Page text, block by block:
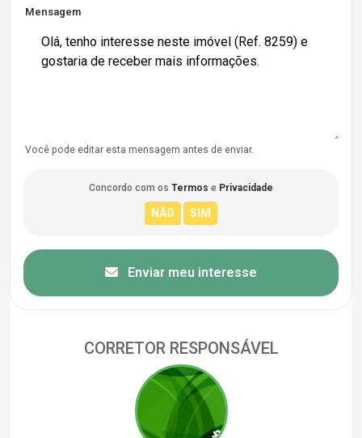
Mensagem
Você pode editar esta mensagem antes de enviar.
Concordo com os Termos e Privacidade
Enviar meu interesse
CORRETOR RESPONSÁVEL